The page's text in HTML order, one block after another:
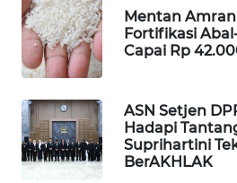
Mentan
Fortifikasi
Capai Rp
ASN Setjen
Hadapi
Suprihartini
BerAKHLAK
WAHANANEWS
CO ID
NET
WAHANA
SPORT